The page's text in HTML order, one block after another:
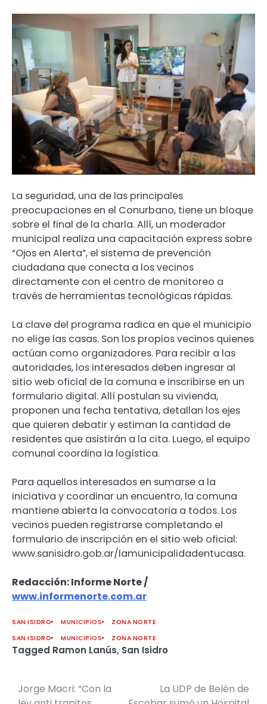
La seguridad, una de las principales
preocupaciones en el Conurbano, tiene un bloque
sobre el final de la charla. Allí, un moderador
municipal realiza una capacitación express sobre
“Ojos en Alerta”, el sistema de prevención
ciudadana que conecta a los vecinos
directamente con el centro de monitoreo a
través de herramientas tecnológicas rápidas.
La clave del programa radica en que el municipio
no elige las casas. Son los propios vecinos quienes
actúan como organizadores. Para recibir a las
autoridades, los interesados deben ingresar al
sitio web oficial de la comuna e inscribirse en un
formulario digital. Allí postulan su vivienda,
proponen una fecha tentativa, detallan los ejes
que quieren debatir y estiman la cantidad de
residentes que asistirán a la cita. Luego, el equipo
comunal coordina la logística.
Para aquellos interesados en sumarse a la
iniciativa y coordinar un encuentro, la comuna
mantiene abierta la convocatoria a todos. Los
vecinos pueden registrarse completando el
formulario de inscripción en el sitio web oficial:
www.sanisidro.gob.ar/lamunicipalidadentucasa.
Redacción: Informe Norte /
www.informenorte.com.ar
SAN ISIDRO MUNICIPIOS
ZONA NORTE
SAN ISIDRO
MUNICIPIOS ZONA NORTE
Tagged Ramon Lanús, San Isidro
Navegación
Jorge Macri: “Con la
La UDP de Belén de